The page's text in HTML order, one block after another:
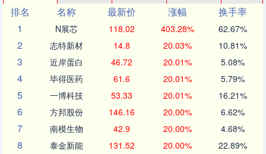
排名
名称 最新价 涨幅
换手率
1
N展芯 118.02 403.28% 62.67%
2 志特新材 14.8 20.03% 10.81%
3 近岸蛋白 46.72 20.01% 5.08%
4 毕得医药 61.6 20.01% 5.79%
5 一博科技 53.33 20.01% 16.21%
6 方邦股份 146.16 20.00% 6.62%
7 南模生物 42.9 20.00% 4.68%
8 泰金新能 131.52 20.00% 22.89%